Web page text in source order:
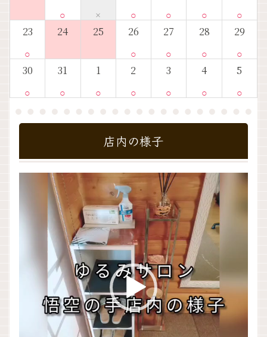
○ × ○ ○ ○ ○
23
○
24 25 26
○
27
○
28
○
29
○
30
○
31
○
1
○
2
○
3
○
4
○
5
○
店内の様子